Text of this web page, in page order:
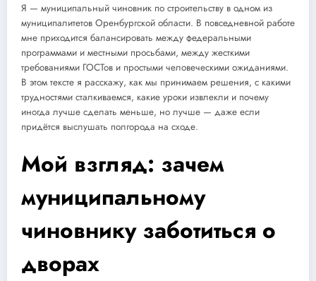
Я — муниципальный чиновник по строительству в одном из
муниципалитетов Оренбургской области. В повседневной работе
мне приходится балансировать между федеральными
программами и местными просьбами, между жесткими
требованиями ГОСТов и простыми человеческими ожиданиями.
В этом тексте я расскажу, как мы принимаем решения, с какими
трудностями сталкиваемся, какие уроки извлекли и почему
иногда лучше сделать меньше, но лучше — даже если
придётся выслушать полгорода на сходе.
Мой взгляд: зачем
муниципальному
чиновнику заботиться о
дворах